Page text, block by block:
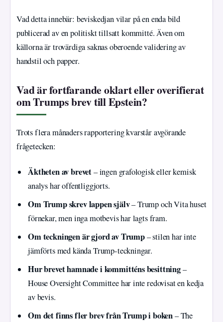
Vad detta innebär: beviskedjan vilar på en enda bild
publicerad av en politiskt tillsatt kommitté. Även om
källorna är trovärdiga saknas oberoende validering av
handstil och papper.
Vad är fortfarande oklart eller overifierat
om Trumps brev till Epstein?
Trots flera månaders rapportering kvarstår avgörande
frågetecken:
Äktheten av brevet– ingen grafologisk eller kemisk
analys har offentliggjorts.
Om Trump skrev lappen själv– Trump och Vita huset
förnekar, men inga motbevis har lagts fram.
Om teckningen är gjord av Trump– stilen har inte
jämförts med kända Trump-teckningar.
Hur brevet hamnade i kommitténs besittning–
House Oversight Committee har inte redovisat en kedja
av bevis.
Om det finns fler brev från Trump i boken– The